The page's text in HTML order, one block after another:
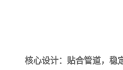
核心设计：贴合管道，稳